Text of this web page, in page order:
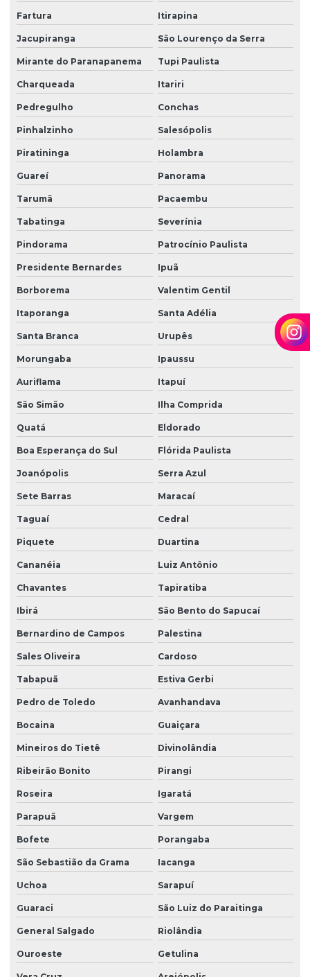
Zelador terceirizado
Zeladoria condominial
Zeladoria de condomínios
Zeladoria e limpeza
Zeladoria predial
Fartura Itirapina
Jacupiranga São Lourenço da Serra
Mirante do Paranapanema Tupi Paulista
Charqueada Itariri
Pedregulho Conchas
Pinhalzinho Salesópolis
Piratininga Holambra
Guareí Panorama
Tarumã Pacaembu
Tabatinga Severínia
Pindorama Patrocínio Paulista
Presidente Bernardes Ipuã
Borborema Valentim Gentil
Itaporanga Santa Adélia
Santa Branca Urupês
Morungaba Ipaussu
Auriflama Itapuí
São Simão Ilha Comprida
Quatá Eldorado
Boa Esperança do Sul Flórida Paulista
Joanópolis Serra Azul
Sete Barras Maracaí
Taguaí Cedral
Piquete Duartina
Cananéia Luiz Antônio
Chavantes Tapiratiba
Ibirá São Bento do Sapucaí
Bernardino de Campos Palestina
Sales Oliveira Cardoso
Tabapuã Estiva Gerbi
Pedro de Toledo Avanhandava
Bocaina Guaiçara
Mineiros do Tietê Divinolândia
Ribeirão Bonito Pirangi
Roseira Igaratá
Parapuã Vargem
Bofete Porangaba
São Sebastião da Grama Iacanga
Uchoa Sarapuí
Guaraci São Luiz do Paraitinga
General Salgado Riolândia
Ouroeste Getulina